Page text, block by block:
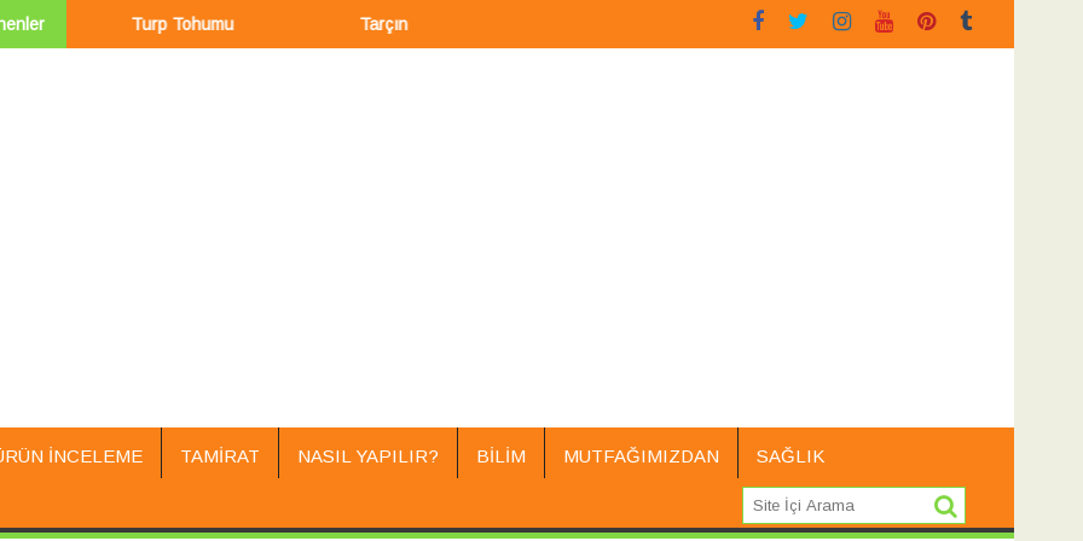
Turp Tohumu Siyah Üzüm Çekirdeği Sarı Kantaron
İNCELEME TAMIRAT NASIL YAPILIR? BILIM MUTFAĞIMIZDAN SAĞLIK